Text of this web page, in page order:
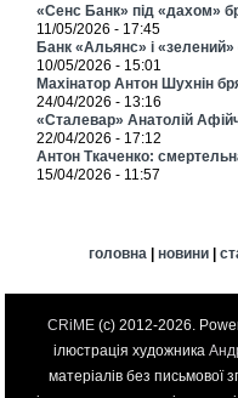
«Сенс Банк» під «дахом»
11/05/2026 - 17:45
Банк «Альянс» і
10/05/2026 - 15:01
Махінатор Антон Шухнін
24/04/2026 - 13:16
«Сталевар» Анатолій
22/04/2026 - 17:12
Антон Ткаченко:
15/04/2026 - 11:57
головна | новини|
CRiME (c) 2012-2026.
ілюстрація художника
матеріалів без письмової